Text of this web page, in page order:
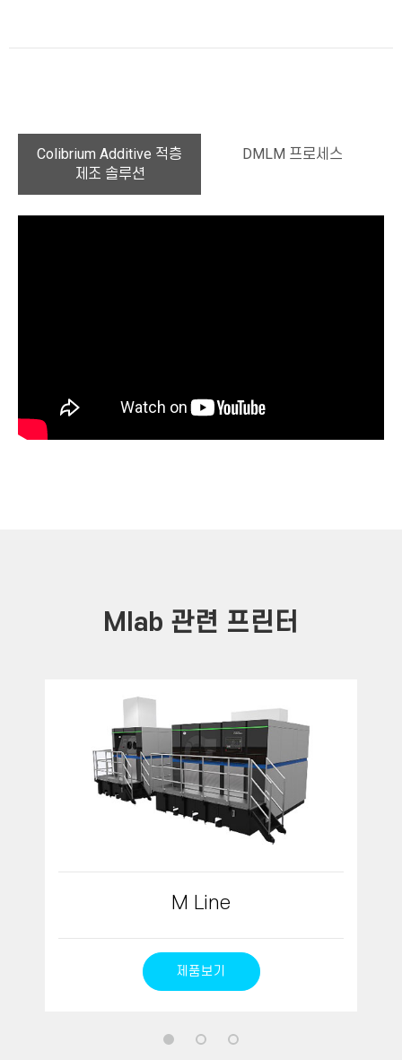
Colibrium Additive 적층
제조 솔루션
DMLM 프로세스
Mlab 관련 프린터
M Line
제품보기